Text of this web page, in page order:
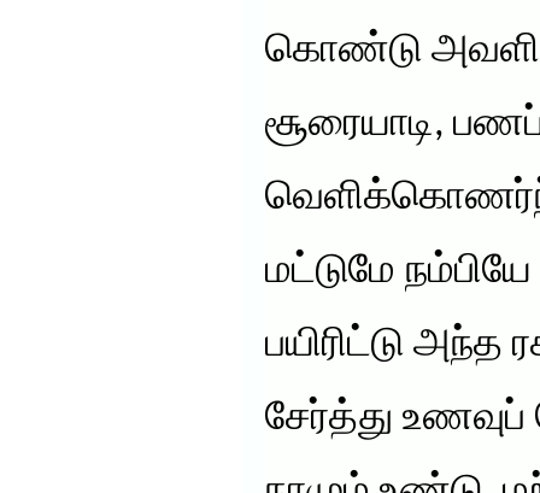
கொண்டு
சூரையாடி,
மட்டுமே
பயிரிட்டு
சேர்த்து உணவுப்